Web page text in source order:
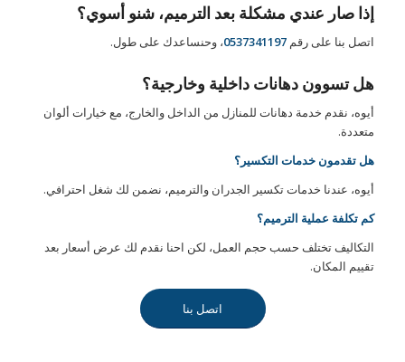
إذا صار عندي مشكلة بعد الترميم، شنو أسوي؟
اتصل بنا على رقم 0537341197، وحنساعدك على طول.
هل تسوون دهانات داخلية وخارجية؟
أيوه، نقدم خدمة دهانات للمنازل من الداخل والخارج، مع خيارات ألوان
متعددة.
هل تقدمون خدمات التكسير؟
أيوه، عندنا خدمات تكسير الجدران والترميم، نضمن لك شغل احترافي.
كم تكلفة عملية الترميم؟
التكاليف تختلف حسب حجم العمل، لكن احنا نقدم لك عرض أسعار بعد
تقييم المكان.
اتصل بنا